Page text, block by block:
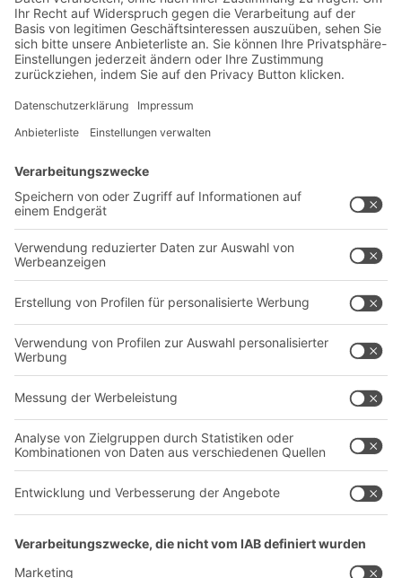
Newsletter abonnieren
Lösungen
Intralogistiklösungen
Behältersysteme
Regalsysteme
Transportsysteme
Dienstleistungen
Beratung & Service
Unternehmen
Über uns
Standorte weltweit
Produktionsstandorte
Karriere
Follow us
ABIT OF